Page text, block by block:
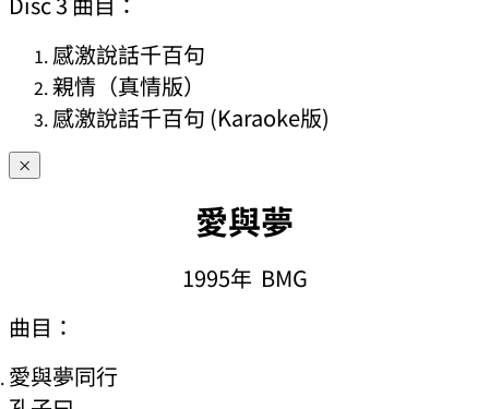
感激說話千百句
親情（真情版）
感激說話千百句 (Karaoke版)
×
愛與夢
1995年 BMG
曲目：
愛與夢同行